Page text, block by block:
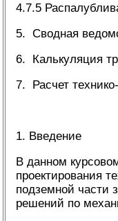
4.7.5
5. Сводная
6. Калькуляция
7. Расчет
1. Введение
В данном
проектирования
подземной части
решений по